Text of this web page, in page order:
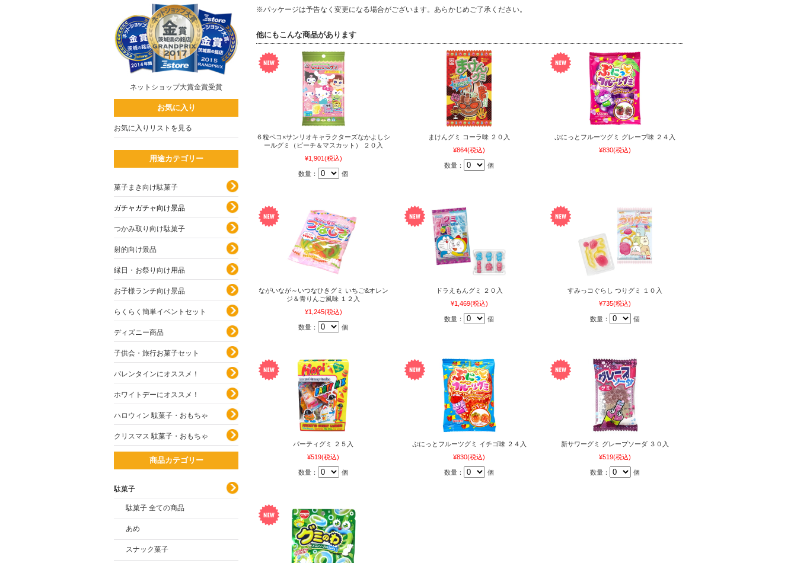
※パッケージは予告なく変更になる場合がございます。あらかじめご了承ください。
他にもこんな商品があります
６粒ペコ×サンリオキャラクターズなかよしシ
ールグミ（ピーチ＆マスカット） ２０入
¥1,901(税込)
数量： 個
まけんグミ コーラ味 ２０入
¥864(税込)
数量： 個
ぷにっとフルーツグミ グレープ味 ２４入
¥830(税込)
ながいなが～いつなひきグミ いちご&オレン
ジ＆青りんご風味 １２入
¥1,245(税込)
数量： 個
ドラえもんグミ ２０入
¥1,469(税込)
数量： 個
すみっコぐらし つりグミ １０入
¥735(税込)
数量： 個
パーティグミ ２５入
¥519(税込)
数量： 個
ぷにっとフルーツグミ イチゴ味 ２４入
¥830(税込)
数量： 個
新サワーグミ グレープソーダ ３０入
¥519(税込)
数量： 個
ネットショップ大賞金賞受賞
お気に入り
お気に入りリストを見る
用途カテゴリー
菓子まき向け駄菓子
ガチャガチャ向け景品
つかみ取り向け駄菓子
射的向け景品
縁日・お祭り向け用品
お子様ランチ向け景品
らくらく簡単イベントセット
ディズニー商品
子供会・旅行お菓子セット
バレンタインにオススメ！
ホワイトデーにオススメ！
ハロウィン 駄菓子・おもちゃ
クリスマス 駄菓子・おもちゃ
商品カテゴリー
駄菓子
駄菓子 全ての商品
あめ
スナック菓子